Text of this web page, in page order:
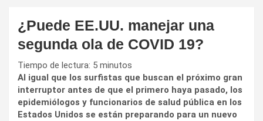
¿Puede EE.UU. manejar una
segunda ola de COVID 19?
Tiempo de lectura: 5 minutos
Al igual que los surfistas que buscan el próximo gran
interruptor antes de que el primero haya pasado, los
epidemiólogos y funcionarios de salud pública en los
Estados Unidos se están preparando para un nuevo